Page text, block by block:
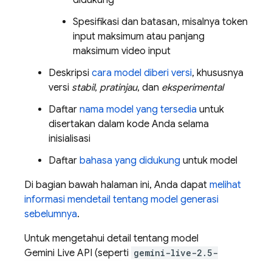
Spesifikasi dan batasan, misalnya token
input maksimum atau panjang
maksimum video input
Deskripsi cara model diberi versi, khususnya
versi stabil, pratinjau, dan eksperimental
Daftar nama model yang tersedia untuk
disertakan dalam kode Anda selama
inisialisasi
Daftar bahasa yang didukung untuk model
Di bagian bawah halaman ini, Anda dapat melihat
informasi mendetail tentang model generasi
sebelumnya.
Untuk mengetahui detail tentang model
Gemini Live API (seperti gemini-live-2.5-